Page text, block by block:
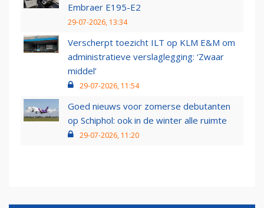
Embraer E195-E2
29-07-2026, 13:34
Verscherpt toezicht ILT op KLM E&M om
administratieve verslaglegging: ‘Zwaar
middel’
29-07-2026, 11:54
Goed nieuws voor zomerse debutanten
op Schiphol: ook in de winter alle ruimte
29-07-2026, 11:20